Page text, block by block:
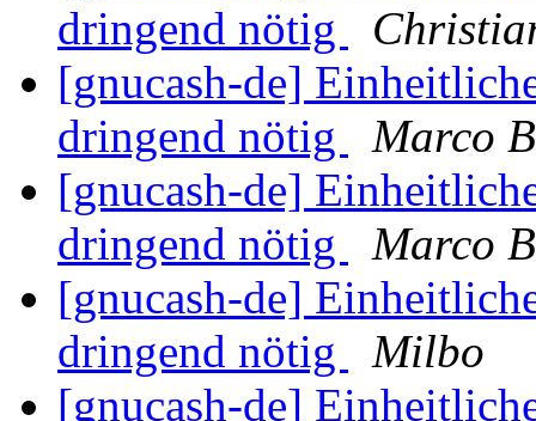
dringend nötig
[gnucash-de]
dringend nötig
Marco
[gnucash-de]
dringend nötig
Marco
[gnucash-de]
dringend nötig
Milbo
[gnucash-de]